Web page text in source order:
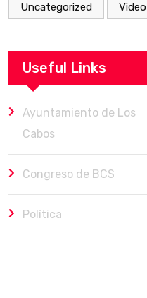
Uncategorized Video
Useful Links
Ayuntamiento de Los
Cabos
Congreso de BCS
Política